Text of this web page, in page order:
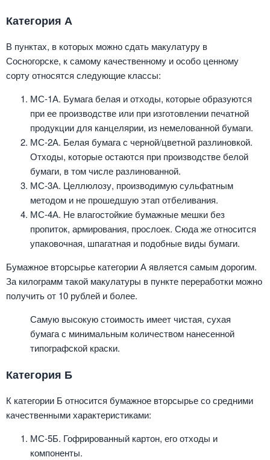
Категория А
В пунктах, в которых можно сдать макулатуру в
Сосногорске, к самому качественному и особо ценному
сорту относятся следующие классы:
МС-1А. Бумага белая и отходы, которые образуются
при ее производстве или при изготовлении печатной
продукции для канцелярии, из немелованной бумаги.
МС-2А. Белая бумага с черной/цветной разлиновкой.
Отходы, которые остаются при производстве белой
бумаги, в том числе разлинованной.
МС-3А. Целлюлозу, производимую сульфатным
методом и не прошедшую этап отбеливания.
МС-4А. Не влагостойкие бумажные мешки без
пропиток, армирования, прослоек. Сюда же относится
упаковочная, шпагатная и подобные виды бумаги.
Бумажное вторсырье категории А является самым дорогим.
За килограмм такой макулатуры в пункте переработки можно
получить от 10 рублей и более.
Самую высокую стоимость имеет чистая, сухая
бумага с минимальным количеством нанесенной
типографской краски.
Категория Б
К категории Б относится бумажное вторсырье со средними
качественными характеристиками:
МС-5Б. Гофрированный картон, его отходы и
компоненты.